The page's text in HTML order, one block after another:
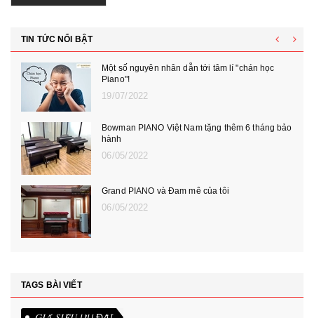
TIN TỨC NỔI BẬT
Một số nguyên nhân dẫn tới tâm lí "chán học
Piano"!
19/07/2022
Bowman PIANO Việt Nam tặng thêm 6 tháng bảo
hành
06/05/2022
Grand PIANO và Đam mê của tôi
06/05/2022
TAGS BÀI VIẾT